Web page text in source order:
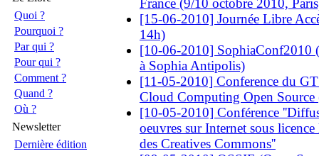
Quoi ?
Pourquoi ?
Par qui ?
Pour qui ?
Comment ?
Quand ?
Où ?
Newsletter
Dernière édition
France (9/10 octobre 2010,
[15-06-2010] Journée Libre
14h)
[10-06-2010] SophiaConf2010
à Sophia Antipolis)
[11-05-2010] Conference du
Cloud Computing Open Source
[10-05-2010] Conférence
oeuvres sur Internet sous
des Creatives Commons''